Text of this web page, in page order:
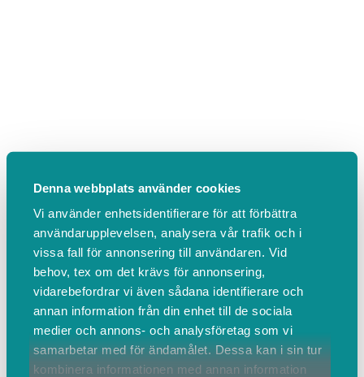
Denna webbplats använder cookies
Vi använder enhetsidentifierare för att förbättra
användarupplevelsen, analysera vår trafik och i
vissa fall för annonsering till användaren. Vid
behov, tex om det krävs för annonsering,
vidarebefordrar vi även sådana identifierare och
annan information från din enhet till de sociala
medier och annons- och analysföretag som vi
samarbetar med för ändamålet. Dessa kan i sin tur
kombinera informationen med annan information